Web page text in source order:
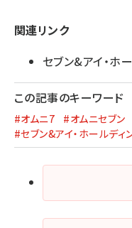
関連リンク
セブン&アイ・ホ
この記事のキーワード
#オムニ7 #オムニセブン
#セブン&アイ・ホールディ